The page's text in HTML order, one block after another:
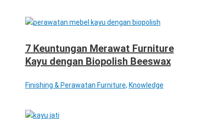
7 Keuntungan Merawat Furniture
Kayu dengan Biopolish Beeswax
Finishing & Perawatan Furniture, Knowledge